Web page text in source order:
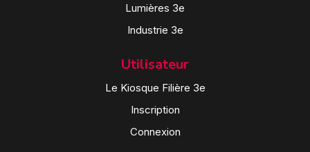
Lumières 3e
Industrie 3e
Utilisateur
Le Kiosque Filière 3e
Inscription
Connexion